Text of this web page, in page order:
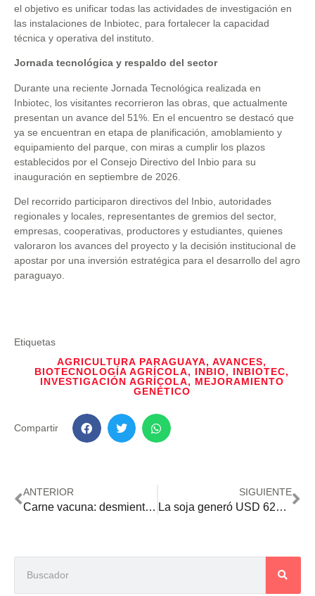
el objetivo es unificar todas las actividades de investigación en
las instalaciones de Inbiotec, para fortalecer la capacidad
técnica y operativa del instituto.
Jornada tecnológica y respaldo del sector
Durante una reciente Jornada Tecnológica realizada en
Inbiotec, los visitantes recorrieron las obras, que actualmente
presentan un avance del 51%. En el encuentro se destacó que
ya se encuentran en etapa de planificación, amoblamiento y
equipamiento del parque, con miras a cumplir los plazos
establecidos por el Consejo Directivo del Inbio para su
inauguración en septiembre de 2026.
Del recorrido participaron directivos del Inbio, autoridades
regionales y locales, representantes de gremios del sector,
empresas, cooperativas, productores y estudiantes, quienes
valoraron los avances del proyecto y la decisión institucional de
apostar por una inversión estratégica para el desarrollo del agro
paraguayo.
Etiquetas
AGRICULTURA PARAGUAYA, AVANCES,
BIOTECNOLOGÍA AGRÍCOLA, INBIO, INBIOTEC,
INVESTIGACIÓN AGRÍCOLA, MEJORAMIENTO
GENÉTICO
Compartir
ANTERIOR
Carne vacuna: desmienten desabastecimiento interno por el incremento de las exportaciones
SIGUIENTE
La soja generó USD 624 millones menos hasta noviembre por la caída de los precios internacionales